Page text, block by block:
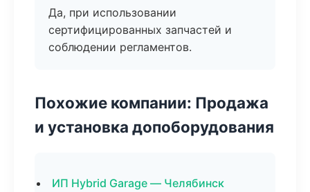
Да, при использовании
сертифицированных запчастей и
соблюдении регламентов.
Похожие компании: Продажа
и установка допоборудования
ИП Hybrid Garage — Челябинск